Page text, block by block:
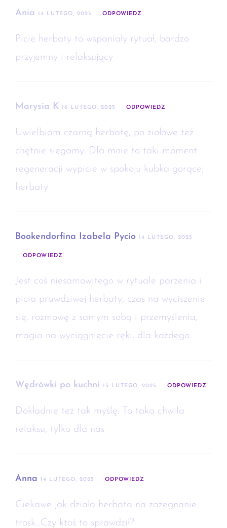
Ania 14 LUTEGO, 2025 ODPOWIEDZ
Picie herbaty to wspaniały rytuał, bardzo
przyjemny i relaksujący
Marysia K 16 LUTEGO, 2025 ODPOWIEDZ
Uwielbiam czarną herbatę, po ziołowe też
chętnie sięgamy. Dla mnie to taki moment
regeneracji wypicie w spokoju kubka gorącej
herbaty
Bookendorfina Izabela Pycio 14 LUTEGO, 2025
ODPOWIEDZ
Jest coś niesamowitego w rytuale parzenia i
picia prawdziwej herbaty, czas na wyciszenie
się, rozmowę z samym sobą i przemyślenia,
magia na wyciągnięcie ręki, dla każdego.
Wędrówki po kuchni 15 LUTEGO, 2025 ODPOWIEDZ
Dokładnie też tak myślę. To taka chwila
relaksu, tylko dla nas
Anna 14 LUTEGO, 2025 ODPOWIEDZ
Ciekawe jak działa herbata na zażegnanie
trosk…Czy ktoś to sprawdził?